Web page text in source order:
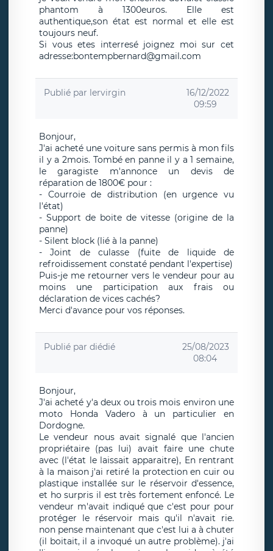
phantom à 1300euros. Elle est
authentique,son état est normal et elle est
toujours neuf.
Si vous etes interresé joignez moi sur cet
adresse:bontempbernard@gmail.com
Publié par lervirgin
16/12/2022
09:59
Bonjour,
J'ai acheté une voiture sans permis à mon fils
il y a 2mois. Tombé en panne il y a 1 semaine,
le garagiste m'annonce un devis de
réparation de 1800€ pour :
- Courroie de distribution (en urgence vu
l'état)
- Support de boite de vitesse (origine de la
panne)
- Silent block (lié à la panne)
- Joint de culasse (fuite de liquide de
refroidissement constaté pendant l'expertise)
Puis-je me retourner vers le vendeur pour au
moins une participation aux frais ou
déclaration de vices cachés?
Merci d'avance pour vos réponses.
Publié par diédié
25/08/2023
08:04
Bonjour,
J'ai acheté y'a deux ou trois mois environ une
moto Honda Vadero à un particulier en
Dordogne.
Le vendeur nous avait signalé que l'ancien
propriétaire (pas lui) avait faire une chute
avec (l'état le laissait apparaitre), En rentrant
à la maison j'ai retiré la protection en cuir ou
plastique installée sur le réservoir d'essence,
et ho surpris il est très fortement enfoncé. Le
vendeur m'avait indiqué que c'est pour pour
protéger le réservoir mais qu'il n'avait rie.
non pense maintenant que c'est lui a à chuter
(il boitait, il a invoqué un autre problème). j'ai